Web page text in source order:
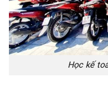
Học kế